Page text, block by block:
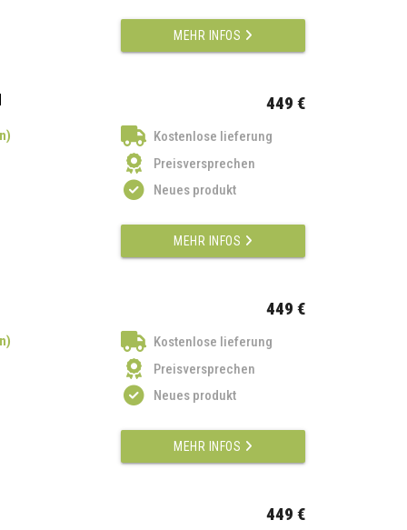
MEHR INFOS
449 €
Kostenlose lieferung
Preisversprechen
Neues produkt
MEHR INFOS
449 €
Kostenlose lieferung
Preisversprechen
Neues produkt
MEHR INFOS
449 €